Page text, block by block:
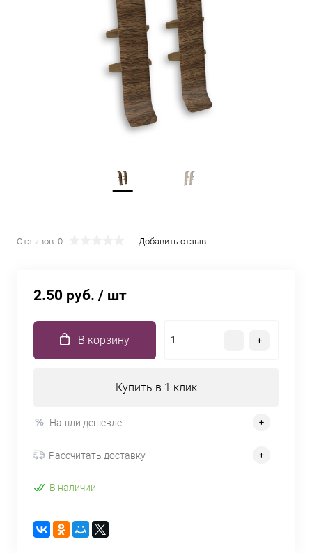
Отзывов: 0 Добавить отзыв
2.50 руб. / шт
В корзину
Купить в 1 клик
Нашли дешевле
Рассчитать доставку
В наличии